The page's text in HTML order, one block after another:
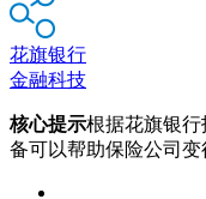
花旗银行
金融科技
核心提示根据花旗银
备可以帮助保险公司变